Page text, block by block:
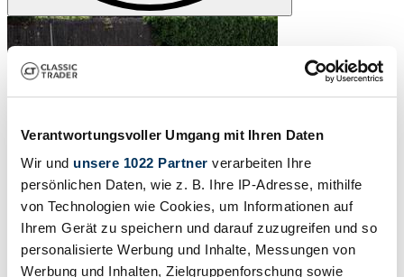
Verantwortungsvoller Umgang mit Ihren Daten
Wir und unsere 1022 Partner verarbeiten Ihre
persönlichen Daten, wie z. B. Ihre IP-Adresse, mithilfe
von Technologien wie Cookies, um Informationen auf
Ihrem Gerät zu speichern und darauf zuzugreifen und so
personalisierte Werbung und Inhalte, Messungen von
Werbung und Inhalten, Zielgruppenforschung sowie